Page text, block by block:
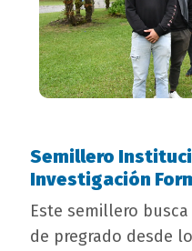
campo
texto
bloque
texto
Semillero
Investigación
Este semillero
de pregrado desde